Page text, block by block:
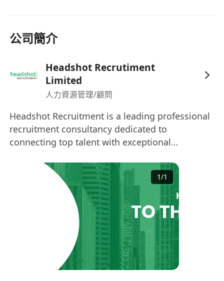
公司簡介
Headshot Recrutiment
Limited
人力資源管理/顧問
Headshot Recruitment is a leading professional
recruitment consultancy dedicated to
connecting top talent with exceptional
operate across Hong Kong, Macau, China,
Singapore, Malaysia, Thailand, and the UK. ​Our
Philosophy: At Headshot Recruitment, we
believe in the value of talent. This principle has
been the foundation of our enduring leadership
successful matches between employers and job
seekers. Our offerings include: ​Advising global
companies on effective candidate sourcing
1/1